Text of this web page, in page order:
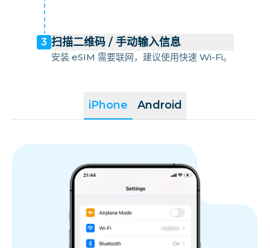
iPhone Android
3 扫描二维码 / 手动输入信息
安装 eSIM 需要联网，建议使用快速 Wi-Fi。